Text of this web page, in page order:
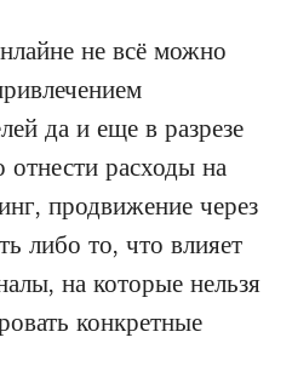
не всё можно
да и еще в разрезе
расходы на
продвижение через
либо то, что влияет
на которые нельзя
конкретные